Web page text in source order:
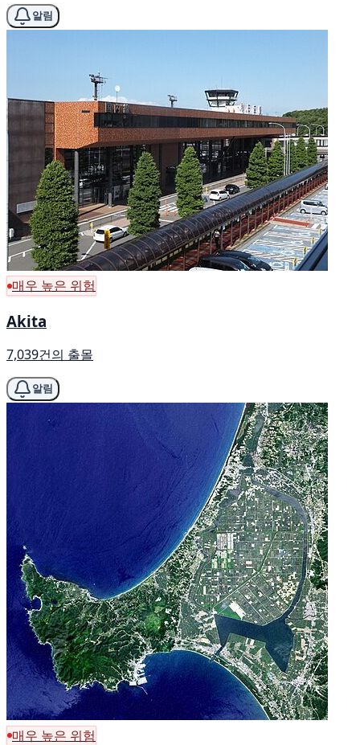
알림
매우 높은 위험
Akita
7,039건의 출몰
알림
매우 높은 위험